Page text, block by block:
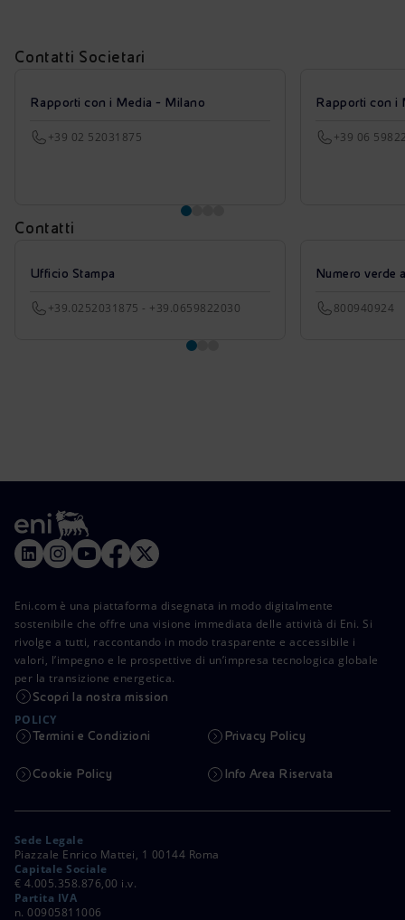
Contatti Societari
Rapporti con i Media - Milano
+39 02 52031875
Rapporti con i
+39 06
Contatti
Ufficio Stampa
+39.0252031875 - +39.0659822030
Numero verde
800940924
Eni.com è una piattaforma disegnata in modo digitalmente
sostenibile che offre una visione immediata delle attività di Eni. Si
rivolge a tutti, raccontando in modo trasparente e accessibile i
valori, l’impegno e le prospettive di un’impresa tecnologica globale
per la transizione energetica.
Scopri la nostra mission
POLICY
Termini e Condizioni Privacy Policy
Cookie Policy Info Area Riservata
Sede Legale
Piazzale Enrico Mattei, 1 00144 Roma
Capitale Sociale
€ 4.005.358.876,00 i.v.
Partita IVA
n. 00905811006